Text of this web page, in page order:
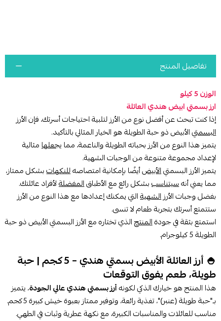
تفاصيل المنتج
الوزن 5 كيلو
ارز بسمتي ابيض هندي العائلة
إذا كنت تبحث عن أفضل نوع من الأرز لتلبية احتياجات أسرتك، فإن الأرز
البسمتيالأبيض ذو حبة الطويلة هو الخيار المثالي بالتأكيد.
يتميز هذا النوع من الأرز بحباته الطويلة والناعمة، مما يجعلهامثالية
لإعداد مجموعة متنوعة من الوجبات الشهية.
يتميز الأرز البسمتيالأبيضأيضًا بإمكانية امتصاصهللنكهاتبشكل ممتاز،
مما يعني أنهسيتناسببشكل رائع مع الأطباقالمفضلةلأفراد عائلتك.
بفضل وجبات الأرزالشهيةالتي يمكنك إعدادها مع هذا النوع من الأرز
ستتمتع أسرتك بتجربة طعام لا تنسى.
استمتع بثقة في جودةالمنتجالذي تختاره مع الأرز البسمتي الأبيض ذو حبة
الطويلة 5 كيلوجرام.
🍚 أرز العائلة الأبيض بسمتي هندي – 5 كجم | حبة
طويلة، طعم يفوق التوقعات
هذا المنتج هو خيارك الذكي لكونهأرز بسمتي هندي عالي الجودة، يتميز
بـ"حبة طويلة (عنبر)"، تغذية رائعة، وتوفير ممتاز بعبوة خيش كبيرة 5 كجم.
مناسب للعائلات والمناسبات الكبيرة، مع نكهة عطرية وثبات في الطهي.